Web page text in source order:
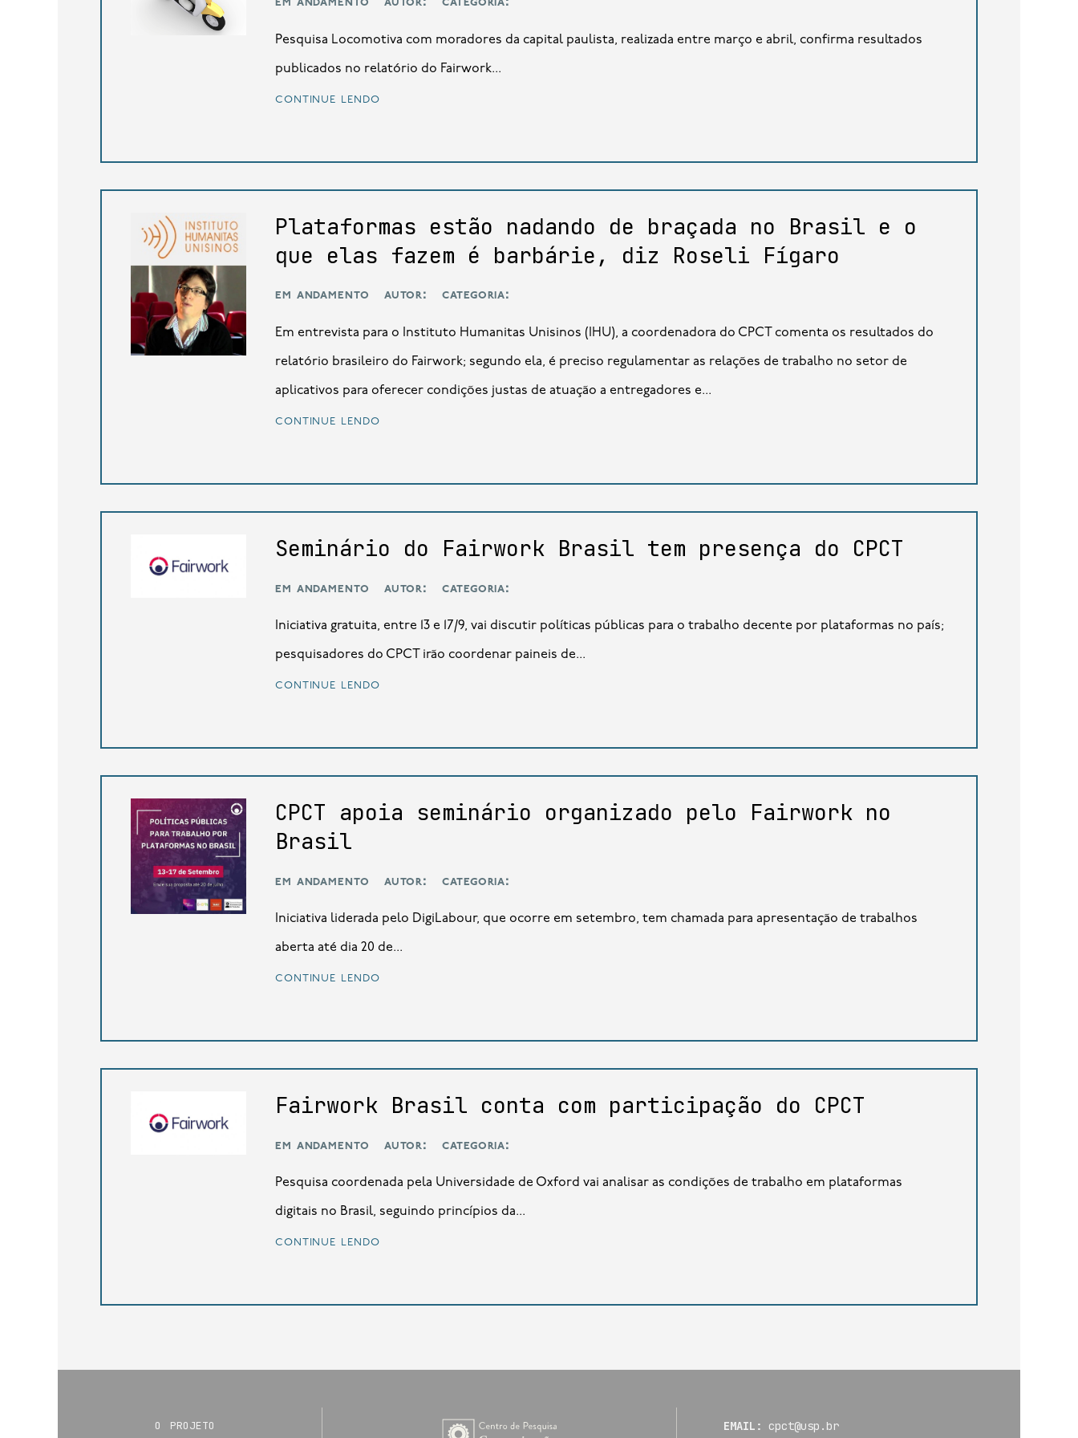
Pesquisa Locomotiva com moradores da capital paulista, realizada entre março e abril, confirma resultados
publicados no relatório do Fairwork...
continue lendo
Plataformas estão nadando de braçada no Brasil e o
que elas fazem é barbárie, diz Roseli Fígaro
em andamento autor: categoria:
Em entrevista para o Instituto Humanitas Unisinos (IHU), a coordenadora do CPCT comenta os resultados do
relatório brasileiro do Fairwork; segundo ela, é preciso regulamentar as relações de trabalho no setor de
aplicativos para oferecer condições justas de atuação a entregadores e...
continue lendo
Seminário do Fairwork Brasil tem presença do CPCT
em andamento autor: categoria:
Iniciativa gratuita, entre 13 e 17/9, vai discutir políticas públicas para o trabalho decente por plataformas no país;
pesquisadores do CPCT irão coordenar paineis de...
continue lendo
CPCT apoia seminário organizado pelo Fairwork no
Brasil
em andamento autor: categoria:
Iniciativa liderada pelo DigiLabour, que ocorre em setembro, tem chamada para apresentação de trabalhos
aberta até dia 20 de...
continue lendo
Fairwork Brasil conta com participação do CPCT
em andamento autor: categoria:
Pesquisa coordenada pela Universidade de Oxford vai analisar as condições de trabalho em plataformas
digitais no Brasil, seguindo princípios da...
continue lendo
o projeto EMAIL: cpct@usp.br